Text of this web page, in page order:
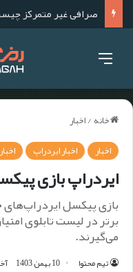
خانه/اخبار
اخبار
اخبار ایردراپ
ایردراپ بازی
بازی پیکسل
برتر در لیست تابلوی
می‌گیرند.
تیم محتوا 10 بهمن 1403